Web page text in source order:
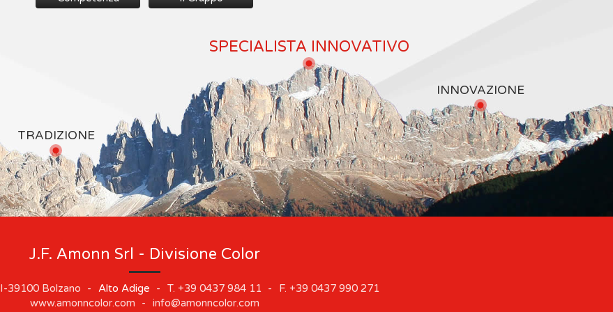
TRADIZIONE
SPECIALISTA INNOVATIVO
INNOVAZIONE
J.F. Amonn Srl - Divisione Color
I-39100 Bolzano - Alto Adige - T. +39 0437 984 11 - F. +39 0437 990 271
www.amonncolor.com
- info@amonncolor.com